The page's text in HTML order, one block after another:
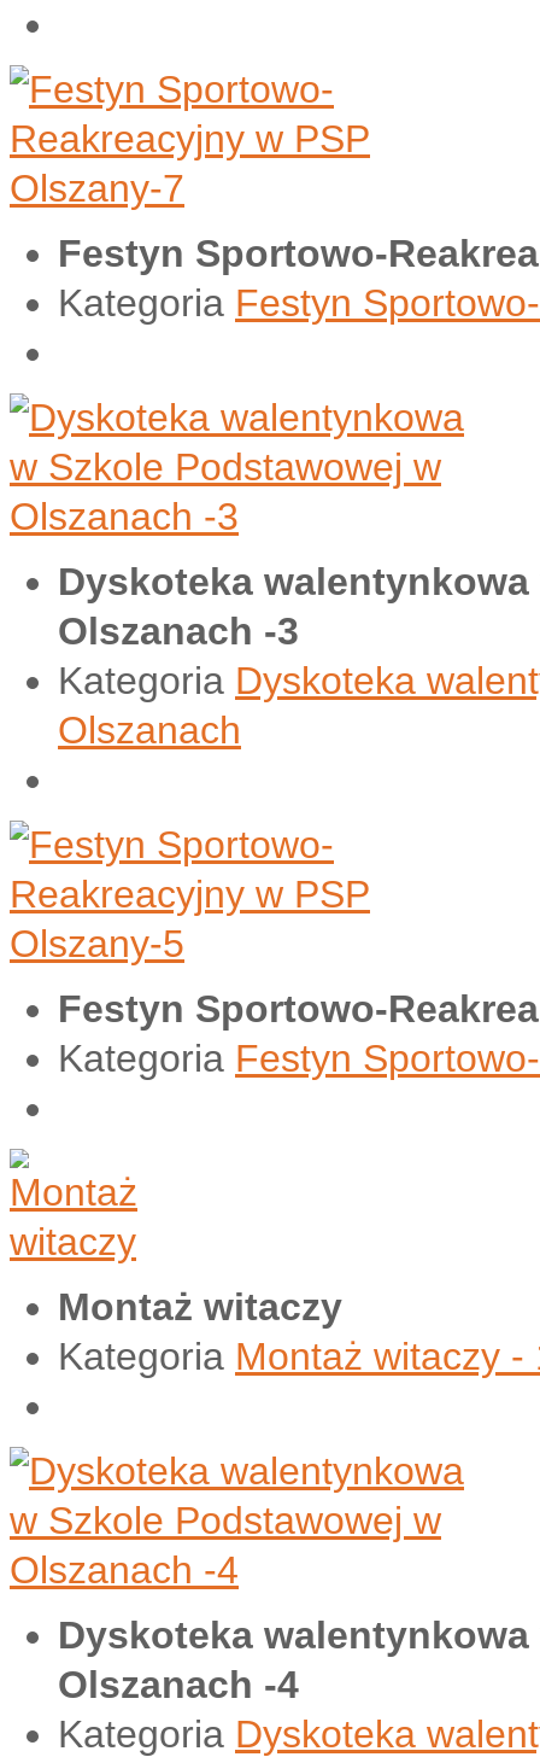
Festyn Sportowo-
Kategoria Festyn
Dyskoteka
Olszanach -3
Kategoria Dyskoteka
Olszanach
Festyn Sportowo-
Kategoria Festyn
Montaż witaczy
Kategoria Montaż witaczy -
Dyskoteka
Olszanach -4
Kategoria Dyskoteka